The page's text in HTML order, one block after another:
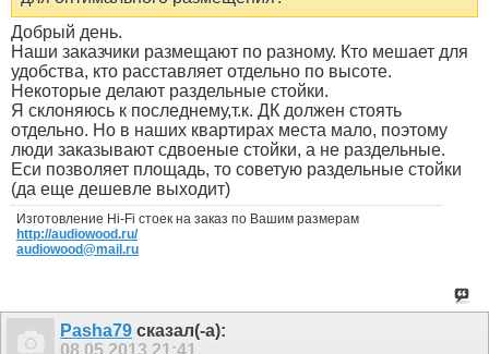
Добрый день.
Наши заказчики размещают по разному. Кто мешает для
удобства, кто расставляет отдельно по высоте.
Некоторые делают раздельные стойки.
Я склоняюсь к последнему,т.к. ДК должен стоять
отдельно. Но в наших квартирах места мало, поэтому
люди заказывают сдвоеные стойки, а не раздельные.
Еси позволяет площадь, то советую раздельные стойки
(да еще дешевле выходит)
Изготовление Hi-Fi стоек на заказ по Вашим размерам
http://audiowood.ru/
audiowood@mail.ru
Pasha79 сказал(-а):
08.05.2013 21:41